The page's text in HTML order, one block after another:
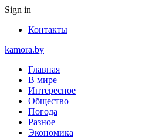
Sign in
Контакты
kamora.by
Главная
В мире
Интересное
Общество
Погода
Разное
Экономика